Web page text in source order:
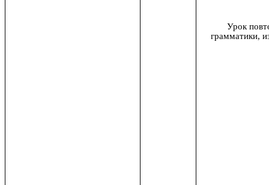
Урок
грамматики,